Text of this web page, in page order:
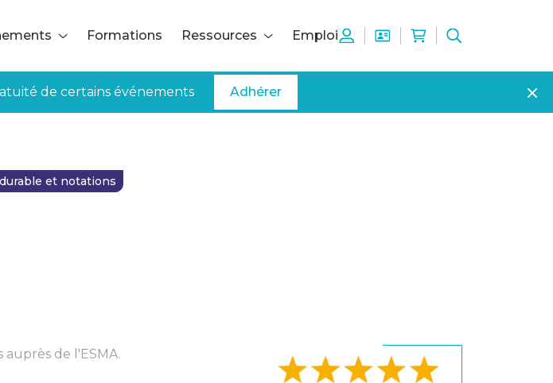
Formations Ressources Emploi
de certains événements Adhérer
et notations
de l'ESMA.